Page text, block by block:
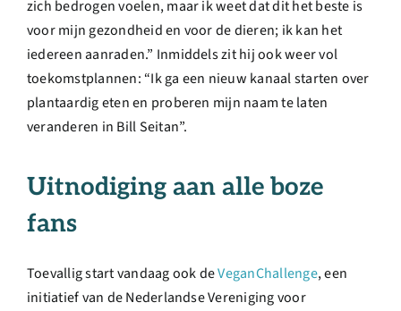
zich bedrogen voelen, maar ik weet dat dit het beste is
voor mijn gezondheid en voor de dieren; ik kan het
iedereen aanraden.” Inmiddels zit hij ook weer vol
toekomstplannen: “Ik ga een nieuw kanaal starten over
plantaardig eten en proberen mijn naam te laten
veranderen in Bill Seitan”.
Uitnodiging aan alle boze
fans
Toevallig start vandaag ook deVeganChallenge, een
initiatief van de Nederlandse Vereniging voor